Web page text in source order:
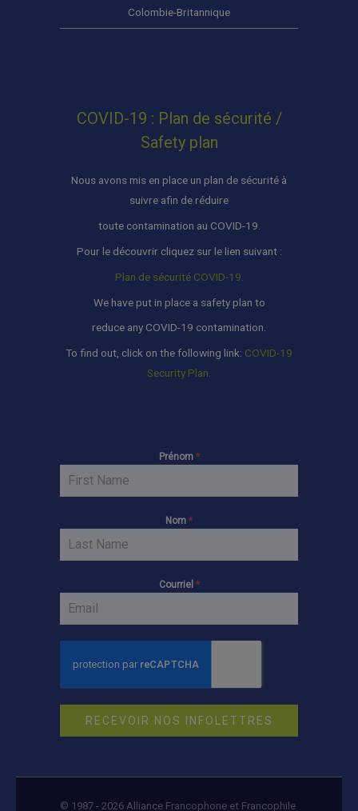
Colombie-Britannique
COVID-19 : Plan de sécurité /
Safety plan
Nous avons mis en place un plan de sécurité à
suivre afin de réduire
toute contamination au COVID-19.
Pour le découvrir cliquez sur le lien suivant :
Plan de sécurité COVID-19.
We have put in place a safety plan to
reduce any COVID-19 contamination.
To find out, click on the following link: COVID-19
Security Plan.
Prénom *
Nom *
Courriel *
RECEVOIR NOS INFOLETTRES
© 1987 - 2026 Alliance Francophone et Francophile